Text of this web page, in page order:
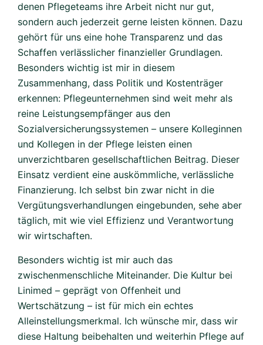
denen Pflegeteams ihre Arbeit nicht nur gut,
sondern auch jederzeit gerne leisten können. Dazu
gehört für uns eine hohe Transparenz und das
Schaffen verlässlicher finanzieller Grundlagen.
Besonders wichtig ist mir in diesem
Zusammenhang, dass Politik und Kostenträger
erkennen: Pflegeunternehmen sind weit mehr als
reine Leistungsempfänger aus den
Sozialversicherungssystemen – unsere Kolleginnen
und Kollegen in der Pflege leisten einen
unverzichtbaren gesellschaftlichen Beitrag. Dieser
Einsatz verdient eine auskömmliche, verlässliche
Finanzierung. Ich selbst bin zwar nicht in die
Vergütungsverhandlungen eingebunden, sehe aber
täglich, mit wie viel Effizienz und Verantwortung
wir wirtschaften.
Besonders wichtig ist mir auch das
zwischenmenschliche Miteinander. Die Kultur bei
Linimed – geprägt von Offenheit und
Wertschätzung – ist für mich ein echtes
Alleinstellungsmerkmal. Ich wünsche mir, dass wir
diese Haltung beibehalten und weiterhin Pflege auf